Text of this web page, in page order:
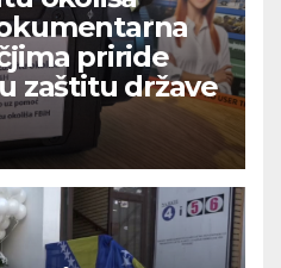
priride
zaštitu države